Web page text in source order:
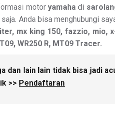
motoryamaha di
Anda bisa menghubungi
mx king 150, fazzio, mio,
WR250 R, MT09 Tracer.
dan lain lain tidak bisa jadi
>> Pendaftaran